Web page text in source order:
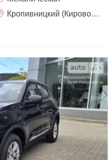
Кропивницкий (Кировоград)